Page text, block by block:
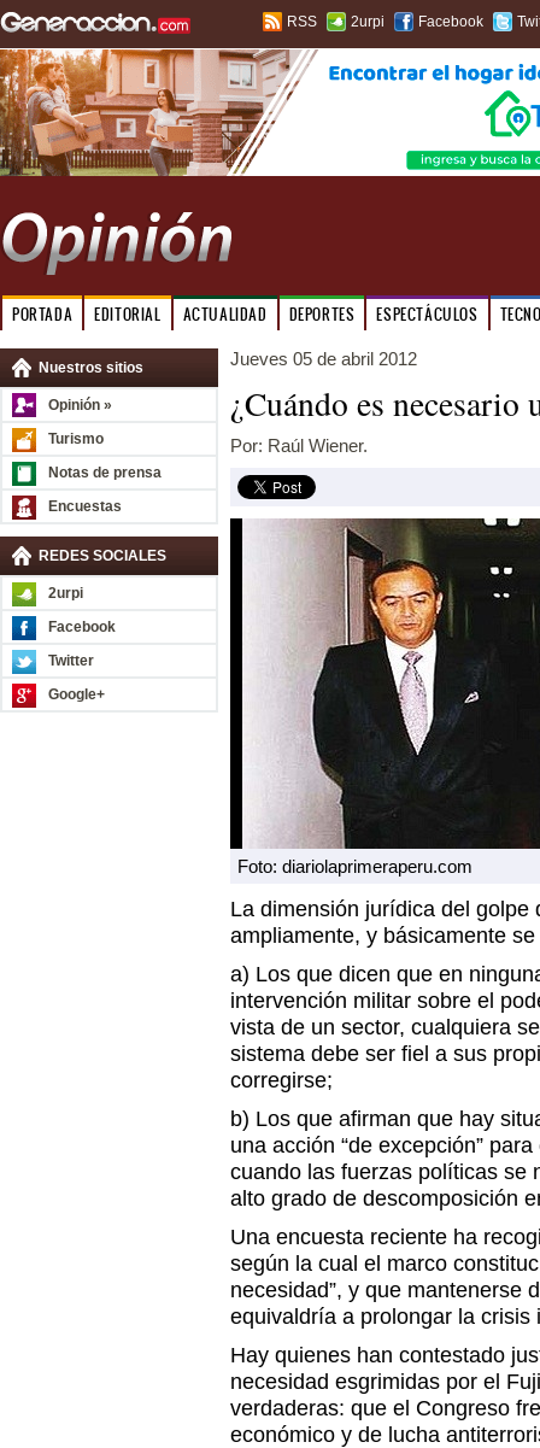
RSS 2urpi Facebook
PORTADA EDITORIAL ACTUALIDAD DEPORTES ESPECTÁCULOS
Nuestros sitios
Opinión »
Turismo
Notas de prensa
Encuestas
REDES SOCIALES
2urpi
Facebook
Twitter
Google+
Jueves 05 de abril 2012
¿Cuándo es necesario
Por: Raúl Wiener.
Foto: diariolaprimeraperu.com
La dimensión jurídica del
ampliamente, y básicamente
a) Los que dicen que en
intervención militar sobre el
vista de un sector, cualquiera
sistema debe ser fiel a sus
corregirse;
b) Los que afirman que hay
una acción “de excepción”
cuando las fuerzas políticas se
alto grado de descomposición
Una encuesta reciente ha
según la cual el marco
necesidad”, y que mantenerse
equivaldría a prolongar la crisis
Hay quienes han contestado
necesidad esgrimidas por el
verdaderas: que el Congreso
económico y de lucha